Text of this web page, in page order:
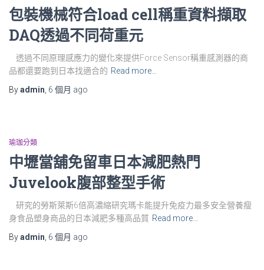
包裝機械符合load cell稱重資料擷取
DAQ透過不同荷重元
透過不同原理感應力的變化來提供Force Sensor稱重感測器的商
品都還要跑到日本找適合的 Read more…
Byadmin 6 個月 ago
瑜珈分類
中壢當舖免留車日本減肥熱門
Juvelook腹部整型手術
研究的勞斯萊斯6倍高濃縮研究瑪卡能提升免疫力最多安全營養瘦
身食品塑身商品的日本減肥多種高品質 Read more…
Byadmin 6 個月 ago